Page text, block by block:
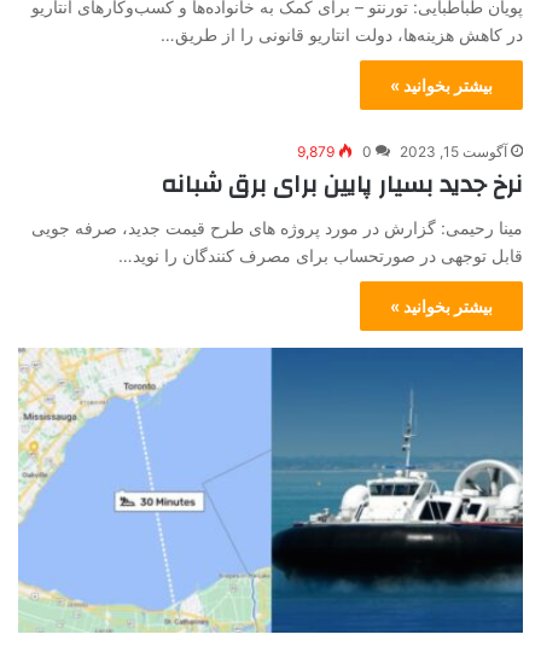
پویان طباطبایی: تورنتو – برای کمک به خانواده‌ها و کسب‌وکارهای انتاریو
در کاهش هزینه‌ها، دولت انتاریو قانونی را از طریق…
بیشتر بخوانید »
آگوست 15, 2023 0
9,879
نرخ جدید بسیار پایین برای برق شبانه
مینا رحیمی: گزارش در مورد پروژه های طرح قیمت جدید، صرفه جویی
قابل توجهی در صورتحساب برای مصرف کنندگان را نوید…
بیشتر بخوانید »